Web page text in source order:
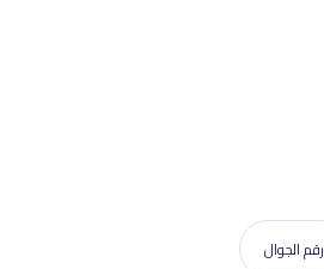
رقم الجوال